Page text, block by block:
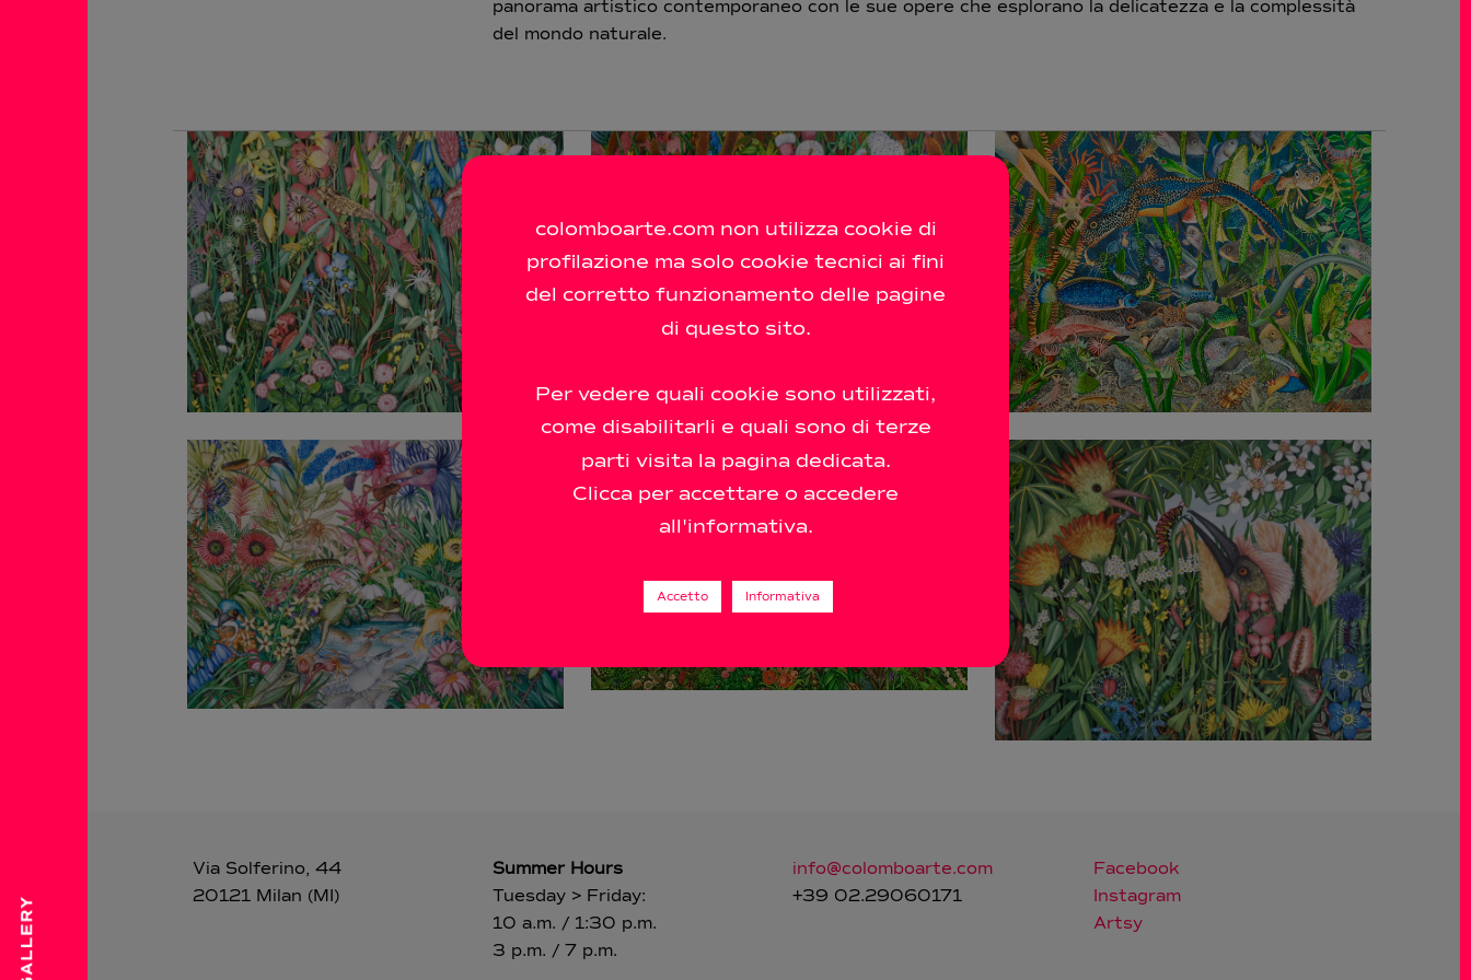
colomboarte.com non utilizza cookie di
profilazione ma solo cookie tecnici ai fini
del corretto funzionamento delle pagine
di questo sito.
Per vedere quali cookie sono utilizzati,
come disabilitarli e quali sono di terze
parti visita la pagina dedicata.
Clicca per accettare o accedere
all'informativa.
Accetto Informativa
panorama artistico contemporaneo con le sue opere che esplorano la delicatezza e la complessità
del mondo naturale.
Via Solferino, 44
20121 Milan (MI)
Summer Hours
Tuesday > Friday:
10 a.m. / 1:30 p.m.
3 p.m. / 7 p.m.
info@colomboarte.com
+39 02.29060171
Facebook
Instagram
Artsy